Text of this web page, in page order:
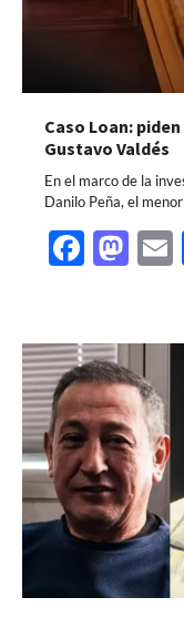
Caso Loan:
Gustavo Valdés
En el marco de la
Danilo Peña, el